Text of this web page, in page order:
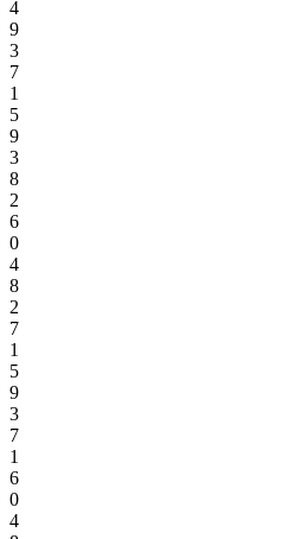
4
9
3
7
1
5
9
3
8
2
6
0
4
8
2
7
1
5
9
3
7
1
6
0
4